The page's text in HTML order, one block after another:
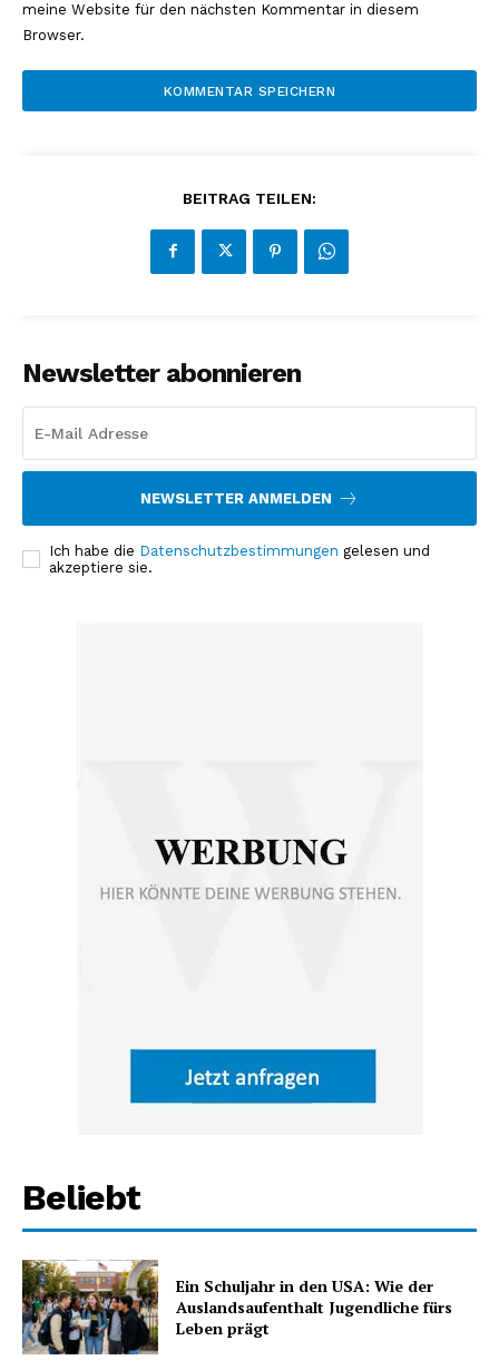
meine Website für den nächsten Kommentar in diesem
Browser.
BEITRAG TEILEN:
Newsletter abonnieren
NEWSLETTER ANMELDEN
Ich habe die Datenschutzbestimmungen gelesen und
akzeptiere sie.
Beliebt
Ein Schuljahr in den USA: Wie der
Auslandsaufenthalt Jugendliche fürs
Leben prägt